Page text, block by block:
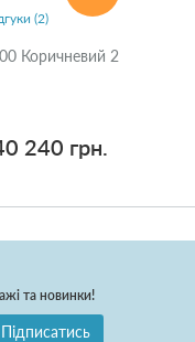
(2)
Коричневий 2
240 грн.
та новинки!
Підписатись